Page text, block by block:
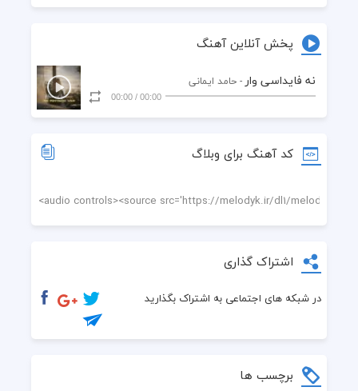
پخش آنلاین آهنگ
نه فایداسی وار - حامد ایمانی
00:00
/
00:00
کد آهنگ برای وبلاگ
اشتراک گذاری
در شبکه های اجتماعی به اشتراک بگذارید
برچسب ها